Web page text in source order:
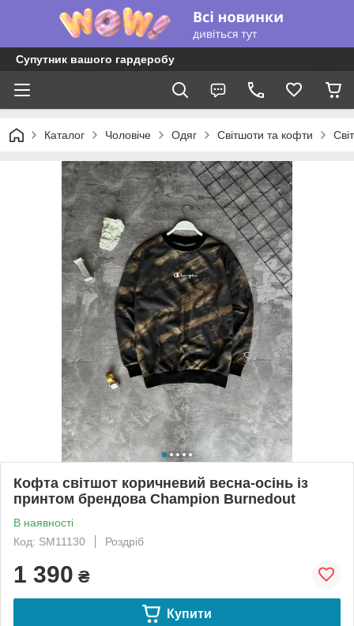
Супутник вашого гардеробу
Каталог Чоловіче Одяг Світшоти та кофти
Кофта світшот коричневий весна-осінь із
принтом брендова Champion Burnedout
В наявності
Код: SM11130
Роздріб
1 390 ₴
Купити